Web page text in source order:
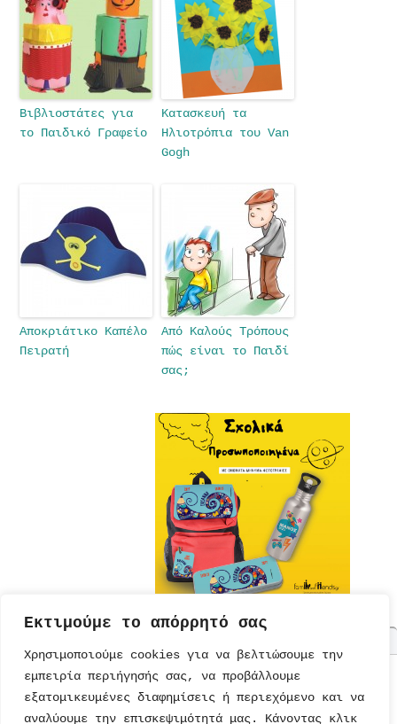
Εκτιμούμε το απόρρητό σας
Χρησιμοποιούμε cookies για να βελτιώσουμε την
εμπειρία περιήγησής σας, να προβάλλουμε
εξατομικευμένες διαφημίσεις ή περιεχόμενο και να
αναλύουμε την επισκεψιμότητά μας. Κάνοντας κλικ
Βιβλιοστάτες για
το Παιδικό Γραφείο
Κατασκευή τα
Ηλιοτρόπια του Van
Gogh
Αποκριάτικο Καπέλο
Πειρατή
Από Καλούς Τρόπους
πώς είναι το Παιδί
σας;
ΤΟΥΡΤΕΣ
ΣΥΝΤΑΓΕΣ
ΠΡΟΣΚΛΗΣΕΙΣ
ΠΑΡΑΜΥΘΙΑ
ΠΡΟΣΚΛΗΣΕΙΣ
ΚΑΡΤΕΣ
ΠΑΙΔΙΚΟ
ΕΚΠΑΙΔΕΥΣΗ
ΔΙΑΤΡΟΦΗ
ΨΥΥΧΑΓΩΓΙΑ
ΠΑΡΑΜΥΘΙΑ
ΤΕΤΡΑΔΙΑ